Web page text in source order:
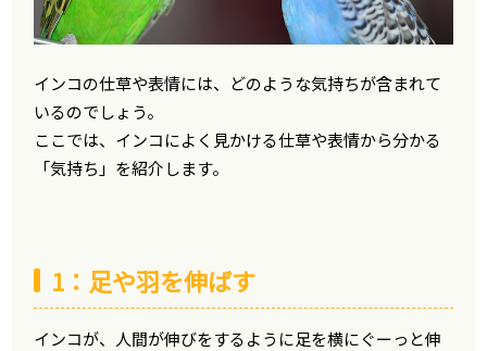
インコの仕草や表情には、どのような気持ちが含まれて
いるのでしょう。
ここでは、インコによく見かける仕草や表情から分かる
「気持ち」を紹介します。
1：足や羽を伸ばす
インコが、人間が伸びをするように足を横にぐーっと伸